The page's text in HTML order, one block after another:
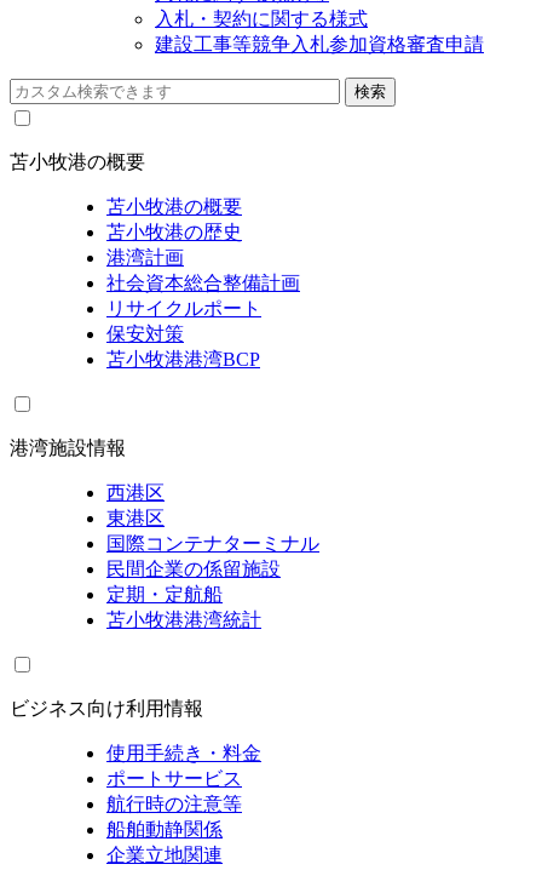
入札・契約に関する様式
建設工事等競争入札参加資格審査申請
苫小牧港の概要
苫小牧港の概要
苫小牧港の歴史
港湾計画
社会資本総合整備計画
リサイクルポート
保安対策
苫小牧港港湾BCP
港湾施設情報
西港区
東港区
国際コンテナターミナル
民間企業の係留施設
定期・定航船
苫小牧港港湾統計
ビジネス向け利用情報
使用手続き・料金
ポートサービス
航行時の注意等
船舶動静関係
企業立地関連